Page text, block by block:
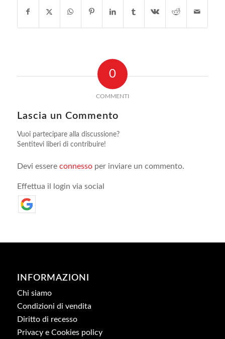
0
COMMENTI
Lascia un Commento
Vuoi partecipare alla discussione?
Sentitevi liberi di contribuire!
Devi essere connessoper inviare un commento.
Effettua il login via social
INFORMAZIONI
Chi siamo
Condizioni di vendita
Diritto di recesso
Privacy e Cookies policy